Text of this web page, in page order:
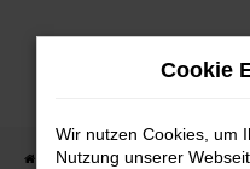
Zum
Startseite Fellbach Škoda
Cookie
Wir nutzen Cookies, um
Nutzung unserer